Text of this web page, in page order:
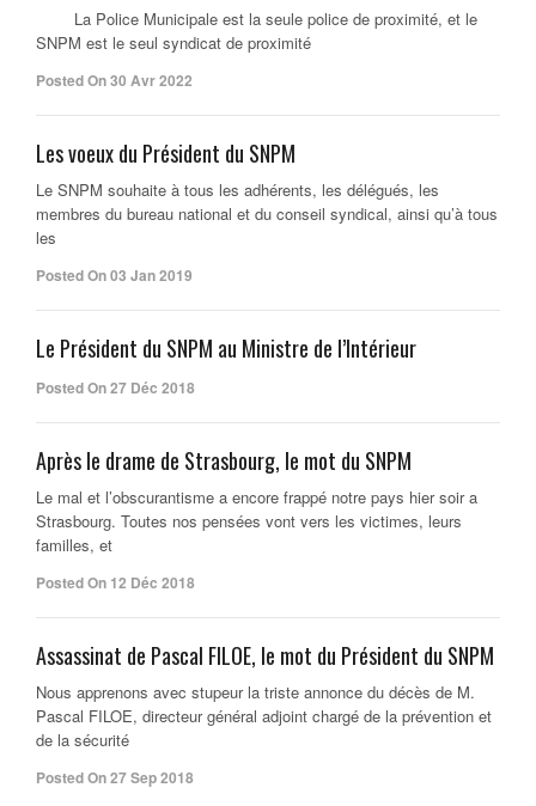
La Police Municipale est la seule police de proximité, et le
SNPM est le seul syndicat de proximité
Posted On 30 Avr 2022
Les voeux du Président du SNPM
Le SNPM souhaite à tous les adhérents, les délégués, les
membres du bureau national et du conseil syndical, ainsi qu’à tous
les
Posted On 03 Jan 2019
Le Président du SNPM au Ministre de l’Intérieur
Posted On 27 Déc 2018
Après le drame de Strasbourg, le mot du SNPM
Le mal et l’obscurantisme a encore frappé notre pays hier soir a
Strasbourg. Toutes nos pensées vont vers les victimes, leurs
familles, et
Posted On 12 Déc 2018
Assassinat de Pascal FILOE, le mot du Président du SNPM
Nous apprenons avec stupeur la triste annonce du décès de M.
Pascal FILOE, directeur général adjoint chargé de la prévention et
de la sécurité
Posted On 27 Sep 2018